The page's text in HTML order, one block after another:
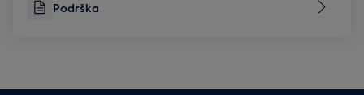
Podrška